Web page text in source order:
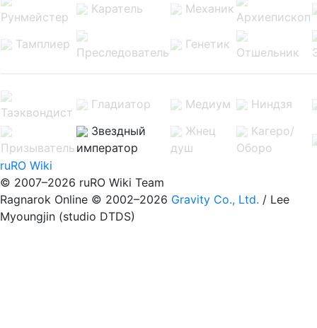
Рунмейстер
Каратель Механик
Архиепископ
Тамплиер
Преследователь
Генетик
Отшельник
Таэквондист
Гладиатор Медиум Ниндзя
Призыватель
Звездный
император
Жнец
душ
Кагеро/
Оборо
ruRO Wiki
© 2007–2026 ruRO Wiki Team
Ragnarok Online © 2002–2026 Gravity Co., Ltd. / Lee
Myoungjin (studio DTDS)